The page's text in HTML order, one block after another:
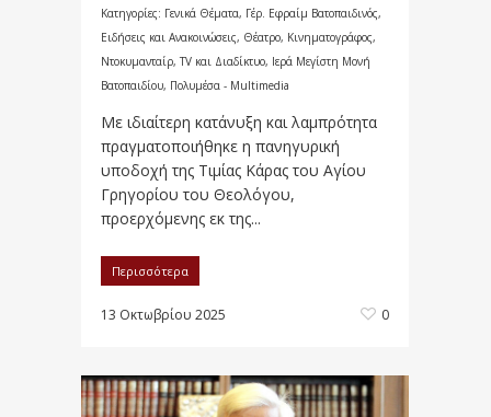
Κατηγορίες: Γενικά Θέματα, Γέρ. Εφραίμ Βατοπαιδινός,
Ειδήσεις και Ανακοινώσεις, Θέατρο, Κινηματογράφος,
Ντοκυμανταίρ, TV και Διαδίκτυο, Ιερά Μεγίστη Μονή
Βατοπαιδίου, Πολυμέσα - Multimedia
Με ιδιαίτερη κατάνυξη και λαμπρότητα
πραγματοποιήθηκε η πανηγυρική
υποδοχή της Τιμίας Κάρας του Αγίου
Γρηγορίου του Θεολόγου,
προερχόμενης εκ της...
Περισσότερα
13 Οκτωβρίου 2025 0